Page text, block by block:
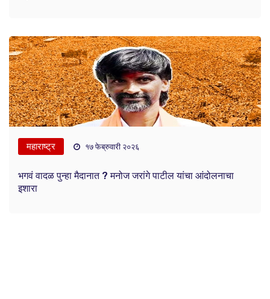
महाराष्ट्र १७ फेब्रुवारी २०२६
भगवं वादळ पुन्हा मैदानात ? मनोज जरांगे पाटील यांचा आंदोलनाचा
इशारा